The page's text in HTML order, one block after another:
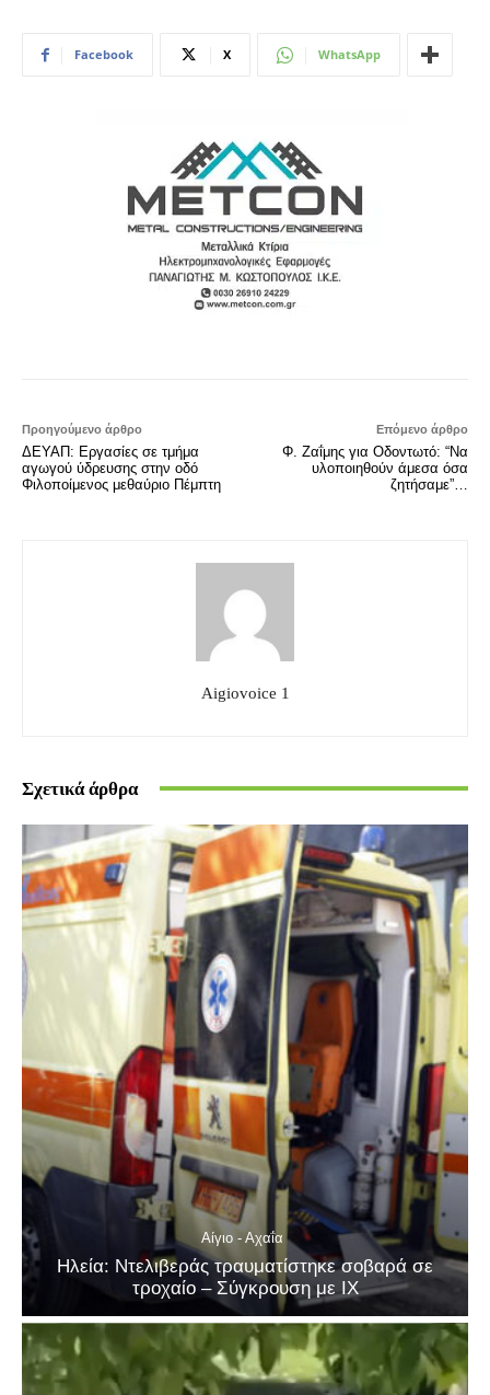
Facebook X WhatsApp
Προηγούμενο άρθρο
ΔΕΥΑΠ: Εργασίες σε τμήμα
αγωγού ύδρευσης στην οδό
Φιλοποίμενος μεθαύριο Πέμπτη
Επόμενο άρθρο
Φ. Ζαΐμης για Οδοντωτό: “Να
υλοποιηθούν άμεσα όσα
ζητήσαμε”…
Aigiovoice 1
Σχετικά άρθρα
Αίγιο - Αχαΐα
Ηλεία: Ντελιβεράς τραυματίστηκε σοβαρά σε
τροχαίο – Σύγκρουση με ΙΧ